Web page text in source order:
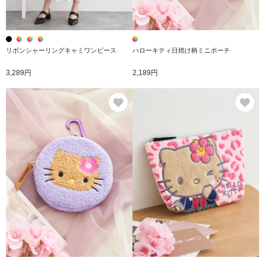
リボンシャーリングキャミワンピース
3,289円
ハローキティ日焼け柄ミニポーチ
2,189円